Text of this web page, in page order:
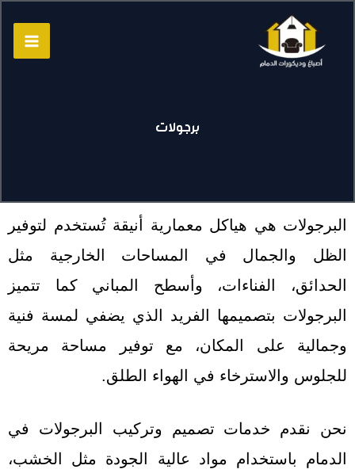
تخطي
المحتوى
برجولات
البرجولات هي هياكل معمارية أنيقة تُستخدم لتوفير
الظل والجمال في المساحات الخارجية مثل
الحدائق، الفناءات، وأسطح المباني كما تتميز
البرجولات بتصميمها الفريد الذي يضفي لمسة فنية
وجمالية على المكان، مع توفير مساحة مريحة
للجلوس والاسترخاء في الهواء الطلق.
نحن نقدم خدمات تصميم وتركيب البرجولات في
الدمام باستخدام مواد عالية الجودة مثل الخشب،